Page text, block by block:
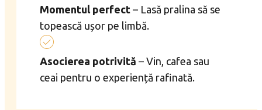
Momentul perfect – Lasă pralina să se
topească ușor pe limbă.
Asocierea potrivită – Vin, cafea sau
ceai pentru o experiență rafinată.